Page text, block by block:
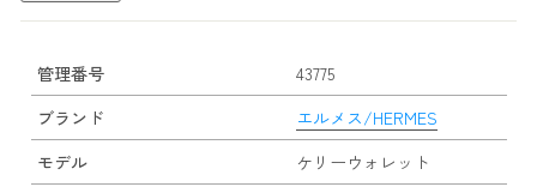
管理番号
43775
ブランド
エルメス/HERMES
モデル
ケリーウォレット